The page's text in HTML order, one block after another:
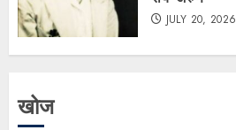
JULY 20, 2026
खोज